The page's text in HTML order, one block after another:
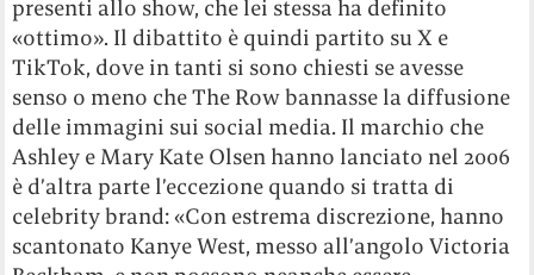
presenti allo show, che lei stessa ha definito
«ottimo». Il dibattito è quindi partito su X e
TikTok, dove in tanti si sono chiesti se avesse
senso o meno che The Row bannasse la diffusione
delle immagini sui social media. Il marchio che
Ashley e Mary Kate Olsen hanno lanciato nel 2006
è d’altra parte l’eccezione quando si tratta di
celebrity brand: «Con estrema discrezione, hanno
scantonato Kanye West, messo all’angolo Victoria